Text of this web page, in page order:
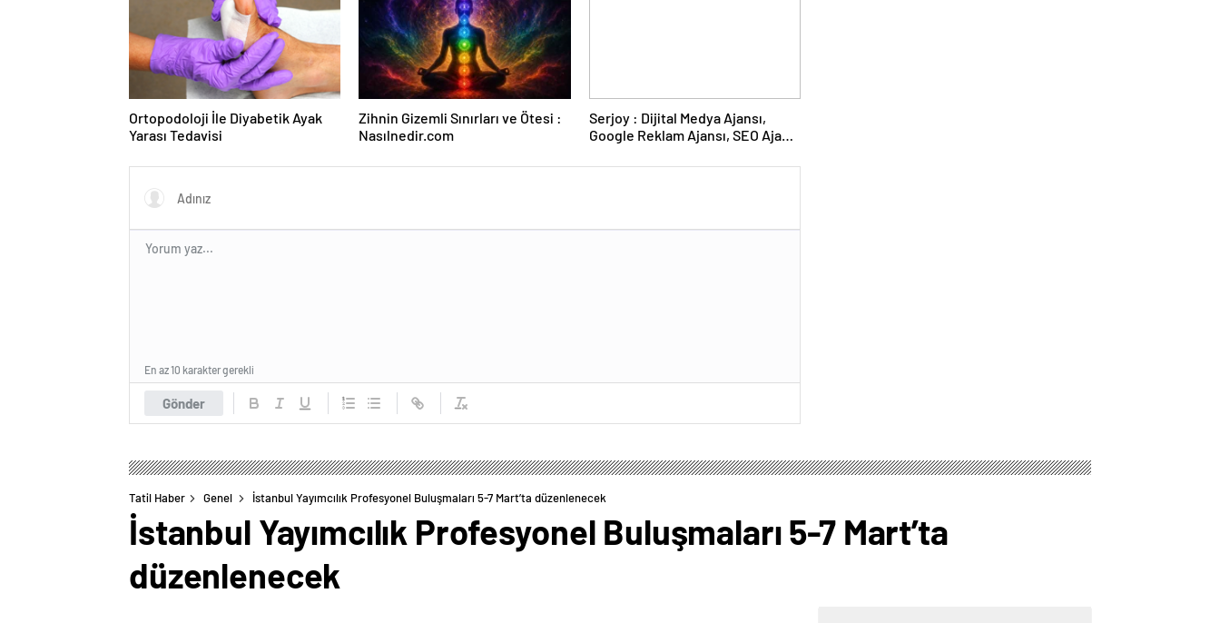
Ortopodoloji İle Diyabetik Ayak
Yarası Tedavisi
Zihnin Gizemli Sınırları ve Ötesi :
Nasılnedir.com
Serjoy : Dijital Medya Ajansı,
Google Reklam Ajansı, SEO Ajansı
Gönder
En az 10 karakter gerekli
Tatil Haber Genel İstanbul Yayımcılık Profesyonel Buluşmaları 5-7 Mart’ta düzenlenecek
İstanbul Yayımcılık Profesyonel Buluşmaları 5-7 Mart’ta
düzenlenecek